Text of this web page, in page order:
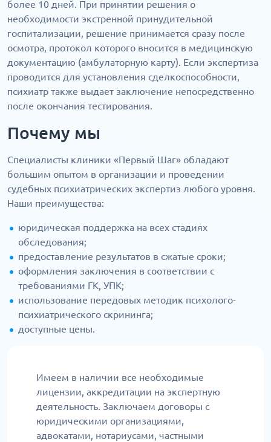
более 10 дней. При принятии решения о
необходимости экстренной принудительной
госпитализации, решение принимается сразу после
осмотра, протокол которого вносится в медицинскую
документацию (амбулаторную карту). Если экспертиза
проводится для установления сделкоспособности,
психиатр также выдает заключение непосредственно
после окончания тестирования.
Почему мы
Специалисты клиники «Первый Шаг» обладают
большим опытом в организации и проведении
судебных психиатрических экспертиз любого уровня.
Наши преимущества:
юридическая поддержка на всех стадиях
обследования;
предоставление результатов в сжатые сроки;
оформления заключения в соответствии с
требованиями ГК, УПК;
использование передовых методик психолого-
психиатрического скрининга;
доступные цены.
Имеем в наличии все необходимые
лицензии, аккредитации на экспертную
деятельность. Заключаем договоры с
юридическими организациями,
адвокатами, нотариусами, частными